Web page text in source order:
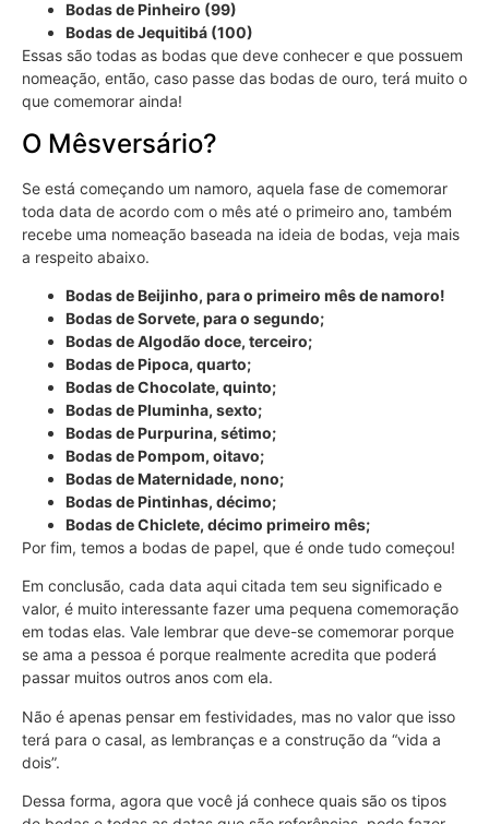
Bodas de Pinheiro (99)
Bodas de Jequitibá (100)
Essas são todas as bodas que deve conhecer e que possuem
nomeação, então, caso passe das bodas de ouro, terá muito o
que comemorar ainda!
O Mêsversário?
Se está começando um namoro, aquela fase de comemorar
toda data de acordo com o mês até o primeiro ano, também
recebe uma nomeação baseada na ideia de bodas, veja mais
a respeito abaixo.
Bodas de Beijinho, para o primeiro mês de namoro!
Bodas de Sorvete, para o segundo;
Bodas de Algodão doce, terceiro;
Bodas de Pipoca, quarto;
Bodas de Chocolate, quinto;
Bodas de Pluminha, sexto;
Bodas de Purpurina, sétimo;
Bodas de Pompom, oitavo;
Bodas de Maternidade, nono;
Bodas de Pintinhas, décimo;
Bodas de Chiclete, décimo primeiro mês;
Por fim, temos a bodas de papel, que é onde tudo começou!
Em conclusão, cada data aqui citada tem seu significado e
valor, é muito interessante fazer uma pequena comemoração
em todas elas. Vale lembrar que deve-se comemorar porque
se ama a pessoa é porque realmente acredita que poderá
passar muitos outros anos com ela.
Não é apenas pensar em festividades, mas no valor que isso
terá para o casal, as lembranças e a construção da “vida a
dois”.
Dessa forma, agora que você já conhece quais são os tipos